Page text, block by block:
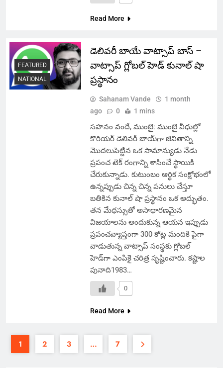
Read More
FEATURED
NATIONAL
డెలివరీ బాయే వాట్సాప్ బాస్ –
వాట్సాప్ గ్లోబల్ హెడ్ కునాల్ షా
ప్రస్థానం
Sahanam Vande
1 month
ago
0 1 mins
సహనం వందే, ముంబై: ముంబై వీధుల్లో
కొరియర్ డెలివరీ బాయ్‌గా జీవితాన్ని
మొదలుపెట్టిన ఒక సామాన్యుడు నేడు
ప్రపంచ టెక్ రంగాన్ని శాసించే స్థాయికి
చేరుకున్నాడు. కుటుంబం ఆర్థిక సంక్షోభంలో
ఉన్నప్పుడు చిన్న చిన్న పనులు చేస్తూ
బతికిన కునాల్ షా ప్రస్థానం ఒక అద్భుతం.
తన మేధస్సుతో అసాధారణమైన
విజయాలను అందుకున్న ఆయన ఇప్పుడు
ప్రపంచవ్యాప్తంగా 300 కోట్ల మందికి పైగా
వాడుతున్న వాట్సాప్ సంస్థకు గ్లోబల్
హెడ్‌గా ఎంపికై చరిత్ర సృష్టించారు. కష్టాల
పునాది1983…
0
Read More
1 2 3 … 7